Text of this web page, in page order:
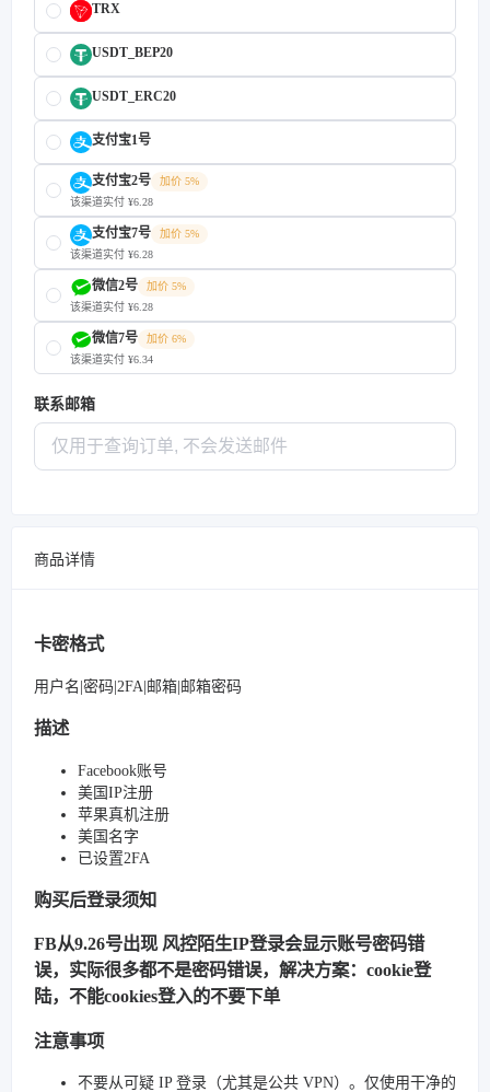
TRX
USDT_BEP20
USDT_ERC20
支付宝1号
支付宝2号
加价 5%
该渠道实付 ¥6.28
支付宝7号
加价 5%
该渠道实付 ¥6.28
微信2号
加价 5%
该渠道实付 ¥6.28
微信7号
加价 6%
该渠道实付 ¥6.34
联系邮箱
商品详情
卡密格式
用户名|密码|2FA|邮箱|邮箱密码
描述
Facebook账号
美国IP注册
苹果真机注册
美国名字
已设置2FA
购买后登录须知
FB从9.26号出现 风控陌生IP登录会显示账号密码错
误，实际很多都不是密码错误，解决方案：cookie登
陆，不能cookies登入的不要下单
注意事项
不要从可疑 IP 登录（尤其是公共 VPN）。仅使用干净的